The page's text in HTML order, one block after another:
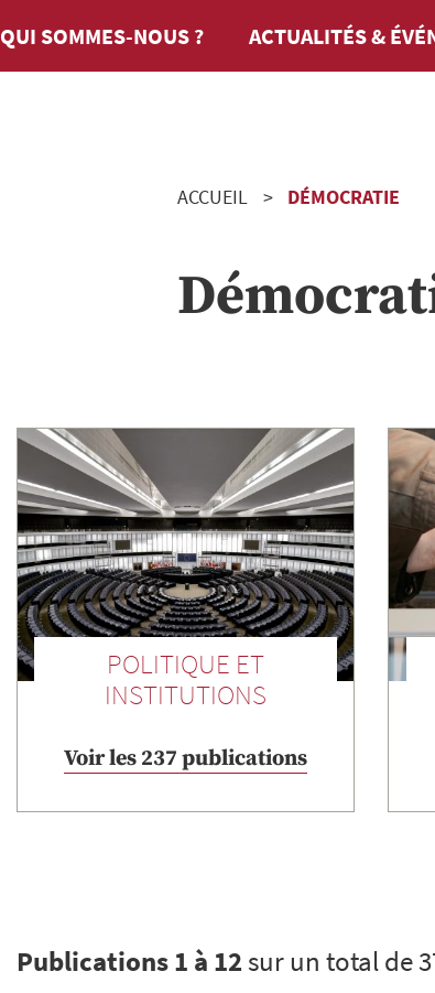
QUI SOMMES-NOUS ? ACTUALITÉS &
ACCUEIL DÉMOCRATIE
POLITIQUE ET
INSTITUTIONS
Voir les 237 publications
Publications 1 à 12 sur un total de